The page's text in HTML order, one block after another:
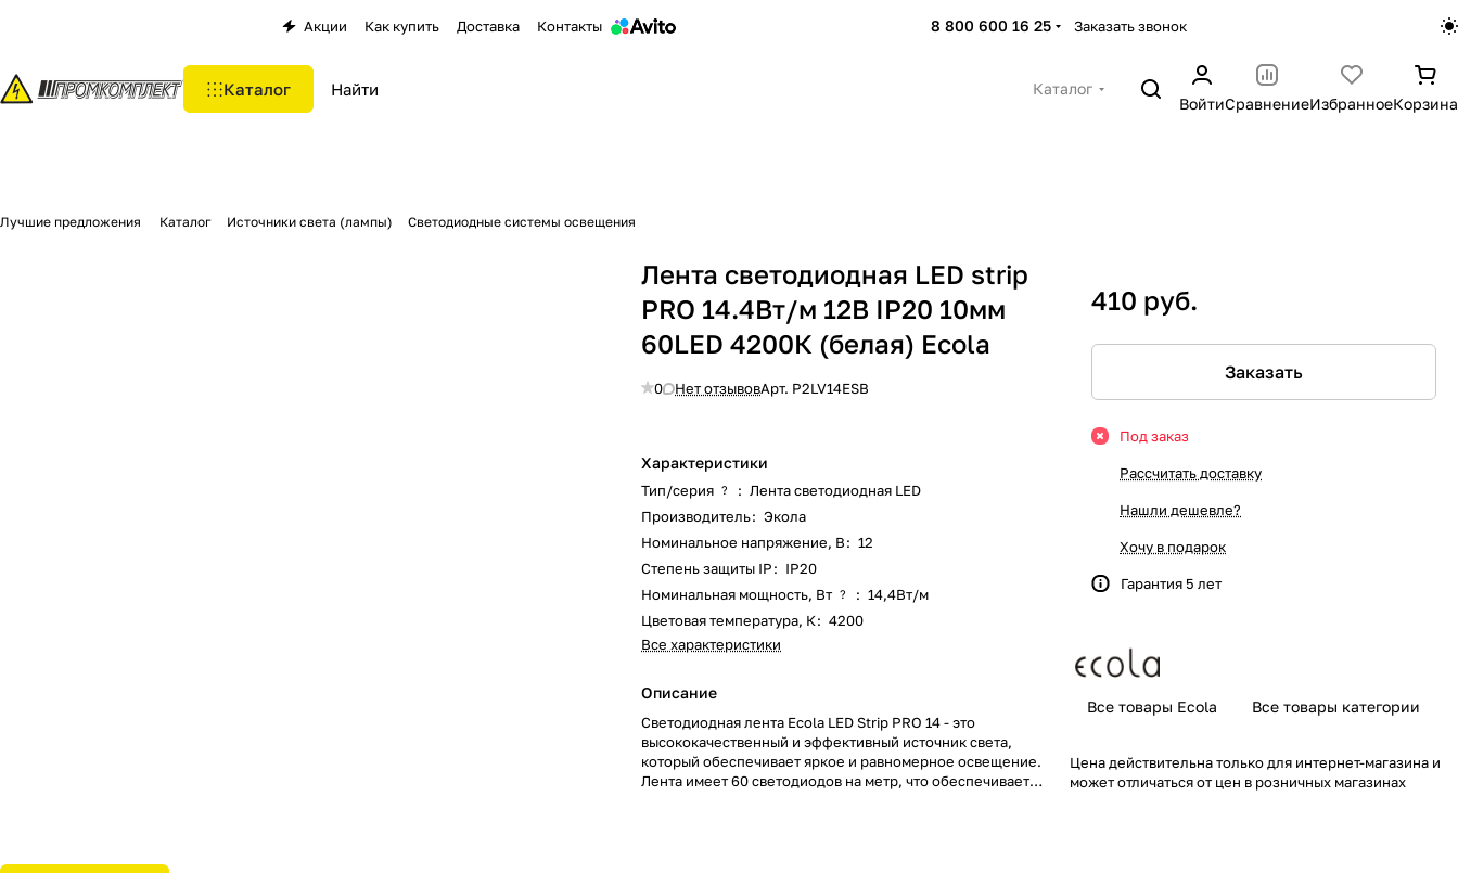
Акции Как купить Доставка Контакты 8 800 600 16 25 Заказать звонок
Каталог
Каталог
ВойтиСравнениеИзбранноеКорзина
Лучшие предложения Каталог Источники света (лампы) Светодиодные системы освещения
Лента светодиодная LED strip
PRO 14.4Вт/м 12В IP20 10мм
60LED 4200К (белая) Ecola
0 Нет отзывовАрт. P2LV14ESB
Характеристики
Тип/серия ? : Лента светодиодная LED
Производитель: Экола
Номинальное напряжение, В: 12
Степень защиты IP: IP20
Номинальная мощность, Вт ? : 14,4Вт/м
Цветовая температура, К: 4200
Все характеристики
Описание
Светодиодная лента Ecola LED Strip PRO 14 - это
высококачественный и эффективный источник света,
который обеспечивает яркое и равномерное освещение.
Лента имеет 60 светодиодов на метр, что обеспечивает
410 руб.
Заказать
Под заказ
Рассчитать доставку
Нашли дешевле?
Хочу в подарок
Гарантия 5 лет
Все товары Ecola Все товары категории
Цена действительна только для интернет-магазина и
может отличаться от цен в розничных магазинах